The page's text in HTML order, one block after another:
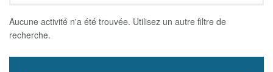
Aucune activité n'a été trouvée. Utilisez un autre filtre de
recherche.